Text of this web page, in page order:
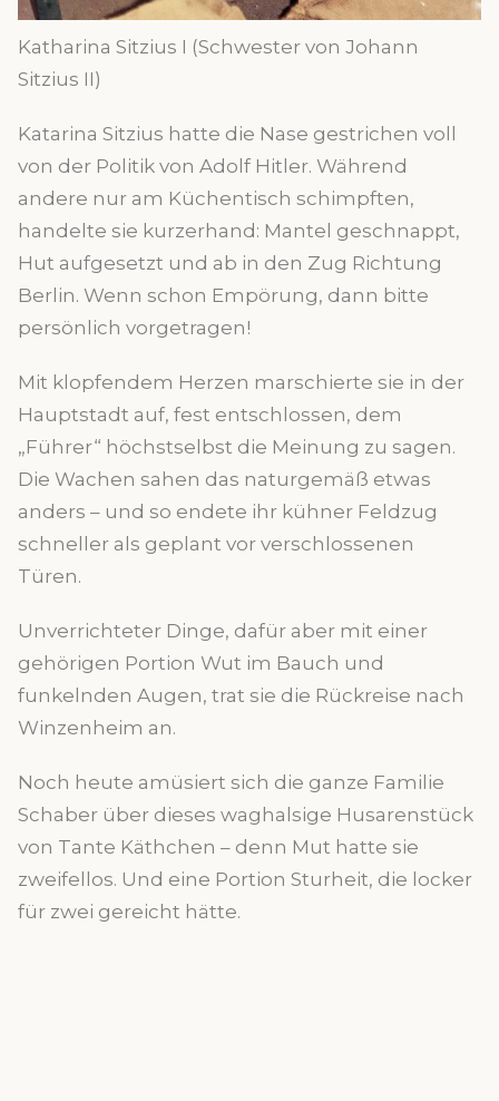
Katharina Sitzius I (Schwester von Johann
Sitzius II)
Katarina Sitzius hatte die Nase gestrichen voll
von der Politik von Adolf Hitler. Während
andere nur am Küchentisch schimpften,
handelte sie kurzerhand: Mantel geschnappt,
Hut aufgesetzt und ab in den Zug Richtung
Berlin. Wenn schon Empörung, dann bitte
persönlich vorgetragen!
Mit klopfendem Herzen marschierte sie in der
Hauptstadt auf, fest entschlossen, dem
„Führer“ höchstselbst die Meinung zu sagen.
Die Wachen sahen das naturgemäß etwas
anders – und so endete ihr kühner Feldzug
schneller als geplant vor verschlossenen
Türen.
Unverrichteter Dinge, dafür aber mit einer
gehörigen Portion Wut im Bauch und
funkelnden Augen, trat sie die Rückreise nach
Winzenheim an.
Noch heute amüsiert sich die ganze Familie
Schaber über dieses waghalsige Husarenstück
von Tante Käthchen – denn Mut hatte sie
zweifellos. Und eine Portion Sturheit, die locker
für zwei gereicht hätte.